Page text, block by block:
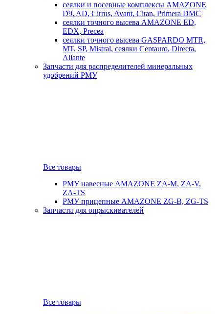
сеялки и посевные комплексы AMAZONE
D9, AD, Cirrus, Avant, Citan, Primera DMC
сеялки точного высева AMAZONE ED,
EDX, Precea
сеялки точного высева GASPARDO MTR,
MT, SP, Mistral, сеялки Centauro, Directa,
Aliante
Запчасти для распределителей минеральных
удобрений РМУ
Все товары
РМУ навесные AMAZONE ZA-M, ZA-V,
ZA-TS
РМУ прицепные AMAZONE ZG-B, ZG-TS
Запчасти для опрыскивателей
Все товары